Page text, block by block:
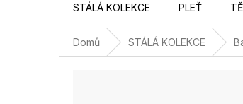
STÁLÁ KOLEKCE PLEŤ
Domů STÁLÁ KOLEKCE